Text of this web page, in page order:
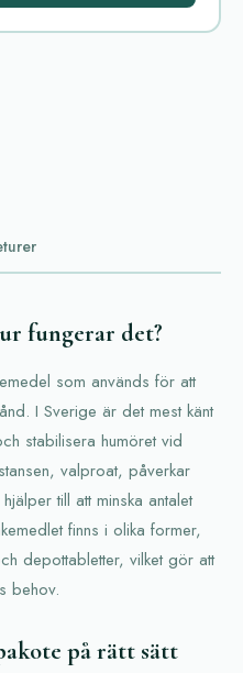
fungerar det?
som används för att
I Sverige är det mest känt
stabilisera humöret vid
valproat, påverkar
till att minska antalet
finns i olika former,
depottabletter, vilket gör att
behov.
på rätt sätt